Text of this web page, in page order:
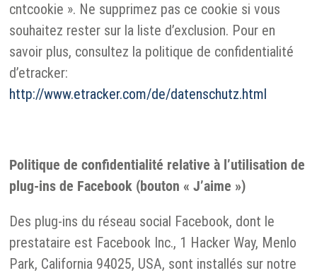
cntcookie ». Ne supprimez pas ce cookie si vous
souhaitez rester sur la liste d’exclusion. Pour en
savoir plus, consultez la politique de confidentialité
d’etracker:
http://www.etracker.com/de/datenschutz.html
Politique de confidentialité relative à l’utilisation de
plug-ins de Facebook (bouton « J’aime »)
Des plug-ins du réseau social Facebook, dont le
prestataire est Facebook Inc., 1 Hacker Way, Menlo
Park, California 94025, USA, sont installés sur notre